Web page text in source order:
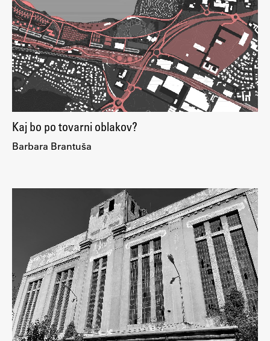
ŠIS (SI)
ŠIS (EN)
Aktualno
Obvestila
Novice
Program dela
Raziskovanje
Raziskovalni projekti
Dosežki
Inštituti
Svetlobni LAB
Kaj bo po tovarni oblakov?
Barbara Brantuša